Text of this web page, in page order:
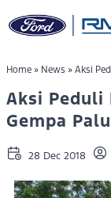
Skip to main content
Home » News » Aksi
Aksi Peduli
Gempa Palu
28 Dec 2018